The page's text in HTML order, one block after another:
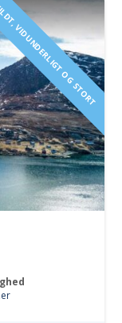
OG STORT